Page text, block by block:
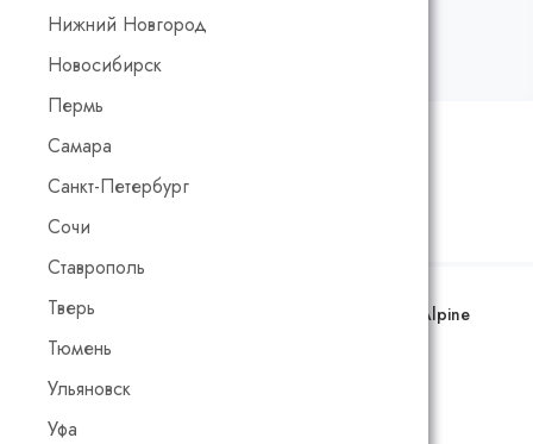
Нижний Новгород
Новосибирск
Пермь
Самара
Санкт-Петербург
Сочи
Ставрополь
Тверь
Тюмень
Ульяновск
Уфа
Код товара:
Калькулятор расчета стоимости
Цвет:Страсть к путешествиям AS 06/1 (карта Adler Alpine
Selection)
Все цвета